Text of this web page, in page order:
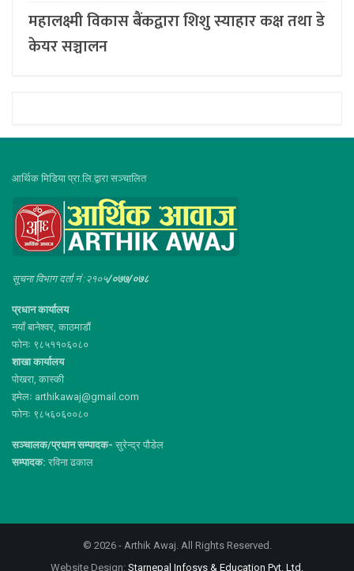
महालक्ष्मी विकास बैंकद्वारा शिशु स्याहार कक्ष तथा डे
केयर सञ्चालन
आर्थिक मिडिया प्रा.लि.द्वारा सञ्चालित
सूचना विभाग दर्ता नं :२१०५/०७७/०७८
प्रधान कार्यालय
नयाँ बानेश्वर, काठमाडौं
फोनः ९८५११०६०८०
शाखा कार्यालय
पोखरा, कास्की
इमेलः arthikawaj@gmail.com
फोनः ९८५६०६००८०
सञ्चालक/प्रधान सम्पादक- सुरेन्द्र पौडेल
सम्पादक: रविना ढकाल
© 2026 - Arthik Awaj. All Rights Reserved.
Website Design: Starnepal Infosys & Education Pvt. Ltd.